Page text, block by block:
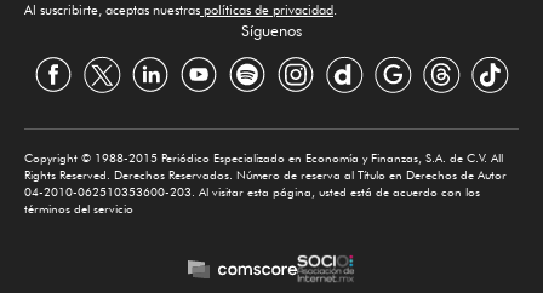
Al suscribirte, aceptas nuestras políticas de privacidad.
Síguenos
Copyright © 1988-2015 Periódico Especializado en Economía y Finanzas, S.A. de C.V. All
Rights Reserved. Derechos Reservados. Número de reserva al Título en Derechos de Autor
04-2010-062510353600-203. Al visitar esta página, usted está de acuerdo con los
términos del servicio